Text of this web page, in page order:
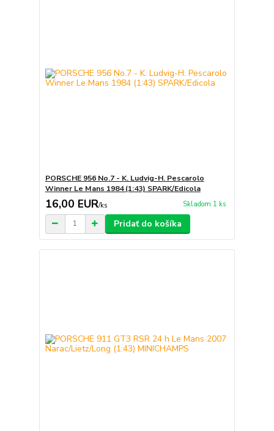
PORSCHE 956 No.7 - K. Ludvig-H. Pescarolo
Winner Le Mans 1984 (1:43) SPARK/Edicola
16,00 EUR/ks Skladom 1 ks
Pridať do košíka